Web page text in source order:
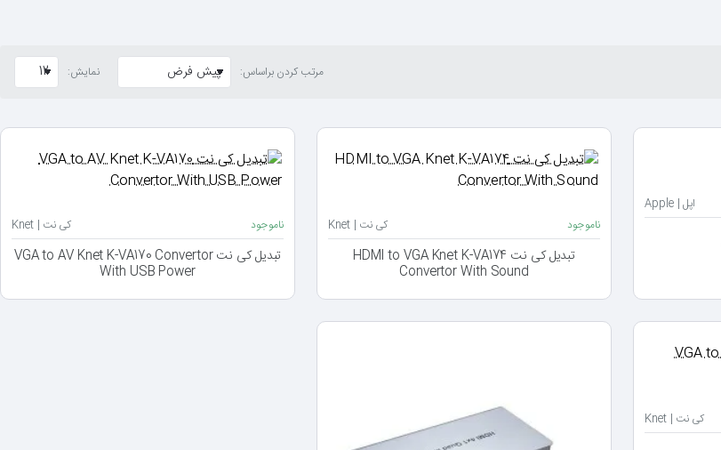
مرتب کردن براساس: نمایش:
اپل | Apple
ناموجود کی نت | Knet
تبدیل کی نت HDMI to VGA Knet K-VA174
Convertor With Sound
ناموجود کی نت | Knet
تبدیل کی نت VGA to AV Knet K-VA170 Convertor
With USB Power
کی نت | Knet